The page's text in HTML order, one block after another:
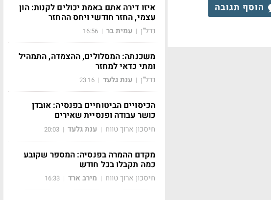
הוסף תגובה
איזו דירה אתם באמת יכולים לקנות: הון
עצמי, החזר חודשי ויחס ההחזר
נדל"ן | עמית בר |
16:56
משכנתה: המסלולים, ההצמדה, התמהיל
ומתי כדאי למחזר
נדל"ן | ענת גלעד |
23:16
הכיסויים הביטוחיים בפנסיה: אובדן
כושר עבודה ופנסיית שאירים
חיסכון ארוך טווח | ענת גלעד |
20:03
מקדם ההמרה בפנסיה: המספר שקובע
כמה תקבלו בכל חודש
חיסכון ארוך טווח | מירב ארד |
16:33